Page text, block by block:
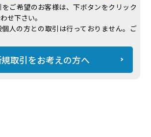
ご希望のお客様は、下ボタンをクリック
せ下さい。
人の方との取引は行っておりません。ご
取引をお考えの方へ